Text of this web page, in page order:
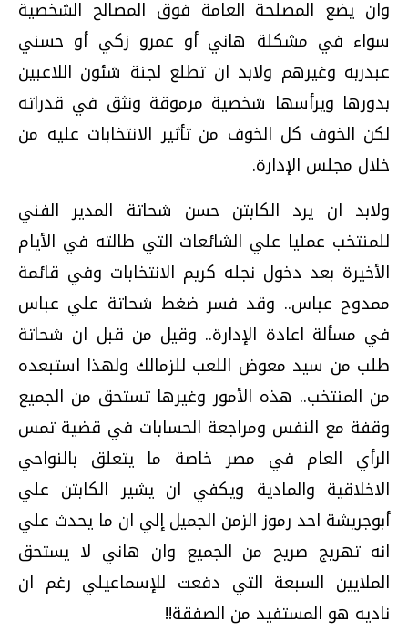
وان يضع المصلحة العامة فوق المصالح الشخصية
سواء في مشكلة هاني أو عمرو زكي أو حسني
عبدربه وغيرهم ولابد ان تطلع لجنة شئون اللاعبين
بدورها ويرأسها شخصية مرموقة ونثق في قدراته
لكن الخوف كل الخوف من تأثير الانتخابات عليه من
خلال مجلس الإدارة.
ولابد ان يرد الكابتن حسن شحاتة المدير الفني
للمنتخب عمليا علي الشائعات التي طالته في الأيام
الأخيرة بعد دخول نجله كريم الانتخابات وفي قائمة
ممدوح عباس.. وقد فسر ضغط شحاتة علي عباس
في مسألة اعادة الإدارة.. وقيل من قبل ان شحاتة
طلب من سيد معوض اللعب للزمالك ولهذا استبعده
من المنتخب.. هذه الأمور وغيرها تستحق من الجميع
وقفة مع النفس ومراجعة الحسابات في قضية تمس
الرأي العام في مصر خاصة ما يتعلق بالنواحي
الاخلاقية والمادية ويكفي ان يشير الكابتن علي
أبوجريشة احد رموز الزمن الجميل إلي ان ما يحدث علي
انه تهريج صريح من الجميع وان هاني لا يستحق
الملايين السبعة التي دفعت للإسماعيلي رغم ان
ناديه هو المستفيد من الصفقة!!